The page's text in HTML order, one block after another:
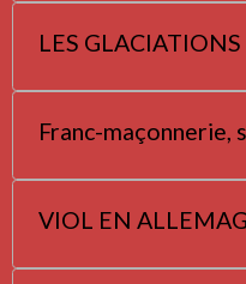
LES GLACIATIONS
Franc-maçonnerie,
VIOL EN